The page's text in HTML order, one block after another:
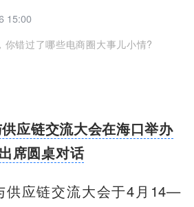
15:00
错过了哪些电商圈大事儿小情?
应链交流大会在海口举办
席圆桌对话
供应链交流大会于4月14—